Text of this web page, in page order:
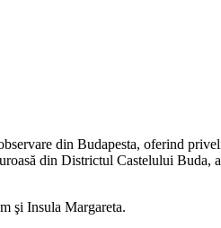
din Budapesta, oferind
din Districtul Castelului Buda,
şi Insula Margareta.